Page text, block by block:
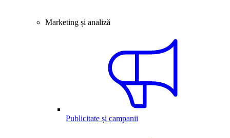
Marketing și analiză
Publicitate și campanii